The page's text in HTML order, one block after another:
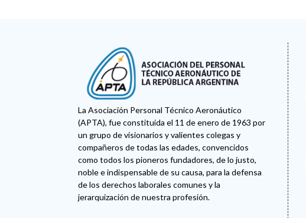
La Asociación Personal Técnico Aeronáutico
(APTA), fue constituida el 11 de enero de 1963 por
un grupo de visionarios y valientes colegas y
compañeros de todas las edades, convencidos
como todos los pioneros fundadores, de lo justo,
noble e indispensable de su causa, para la defensa
de los derechos laborales comunes y la
jerarquización de nuestra profesión.